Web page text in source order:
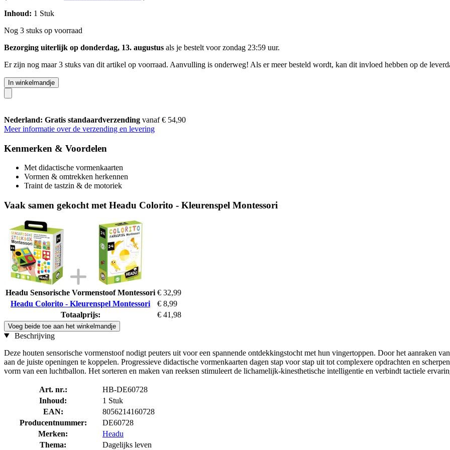
Inhoud: 1 Stuk
Nog 3 stuks op voorraad
Bezorging uiterlijk op donderdag, 13. augustus als je bestelt voorzondag 23:59 uur.
Er zijn nog maar 3 stuks van dit artikel op voorraad. Aanvulling is onderweg! Als er meer besteld wordt, kan dit invloed hebben op de
In winkelmandje
Nederland: Gratis standaardverzending vanaf € 54,90
Meer informatie over de verzending en levering
Kenmerken & Voordelen
Met didactische vormenkaarten
Vormen & omtrekken herkennen
Traint de tastzin & de motoriek
Vaak samen gekocht met Headu Colorito - Kleurenspel Montessori
Headu Sensorische Vormenstoof Montessori € 32,99
Headu Colorito - Kleurenspel Montessori
€ 8,99
Totaalprijs:
€ 41,98
Voeg beide toe aan het winkelmandje
Beschrijving
Deze houten sensorische vormenstoof nodigt peuters uit voor een spannende ontdekkingstocht met hun vingertoppen. Door het aanraken
aan de juiste openingen te koppelen. Progressieve didactische vormenkaarten dagen stap voor stap uit tot complexere opdrachten en
vorm van een luchtballon. Het sorteren en maken van reeksen stimuleert de lichamelijk-kinesthetische intelligentie en verbindt tactiele
Art. nr.:
HB-DE60728
Inhoud:
1 Stuk
EAN:
8056214160728
Producentnummer:
DE60728
Merken:
Headu
Thema:
Dagelijks leven